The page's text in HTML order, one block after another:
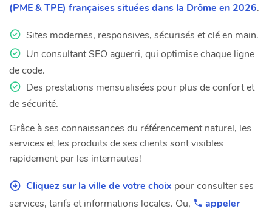
(PME & TPE) françaises situées dans la Drôme en 2026.
Sites modernes, responsives, sécurisés et clé en main.
Un consultant SEO aguerri, qui optimise chaque ligne
de code.
Des prestations mensualisées pour plus de confort et
de sécurité.
Grâce à ses connaissances du référencement naturel, les
services et les produits de ses clients sont visibles
rapidement par les internautes!
Cliquez sur la ville de votre choix pour consulter ses
services, tarifs et informations locales. Ou,
appeler